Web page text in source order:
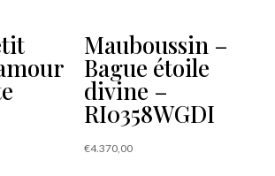
Mauboussin –
Bague étoile
divine –
RI0358WGDI
€4.370,00